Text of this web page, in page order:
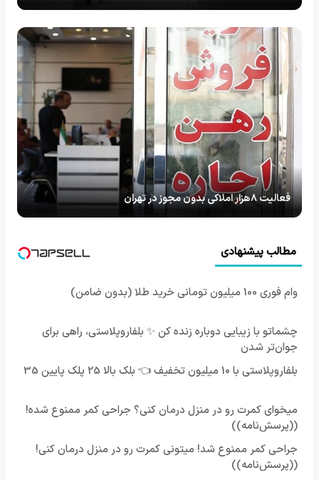
فعالیت‌ ۸هزار املاکی بدون مجوز در تهران
مطالب پیشنهادی
وام فوری 100 میلیون تومانی خرید طلا (بدون ضامن)
چشماتو با زیبایی دوباره زنده کن ✨ بلفاروپلاستی، راهی برای
جوان‌تر شدن
بلفاروپلاستی با 10 میلیون تخفیف 👈 بلک بالا 25 پلک پایین 35
میخوای کمرت رو در منزل درمان کنی؟ جراحی کمر ممنوع شده!
((پرسش‌نامه))
جراحی کمر ممنوع شد! میتونی کمرت رو در منزل درمان کنی!
((پرسش‌نامه))